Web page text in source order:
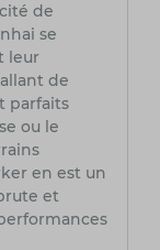
de
se
leur
de
parfaits
ou le
en est un
et